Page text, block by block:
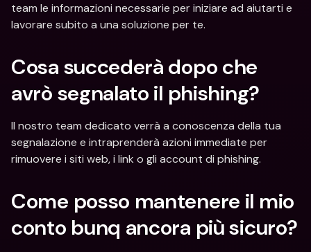
team le informazioni necessarie per iniziare ad aiutarti e
lavorare subito a una soluzione per te.
Cosa succederà dopo che
avrò segnalato il phishing?
Il nostro team dedicato verrà a conoscenza della tua
segnalazione e intraprenderà azioni immediate per
rimuovere i siti web, i link o gli account di phishing.
Come posso mantenere il mio
conto bunq ancora più sicuro?